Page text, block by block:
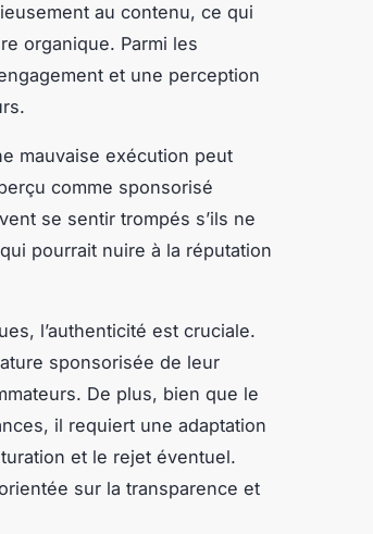
au contenu, ce qui
organique. Parmi les
et une perception
mauvaise exécution peut
comme sponsorisé
se sentir trompés s’ils ne
pourrait nuire à la réputation
l’authenticité est cruciale.
sponsorisée de leur
De plus, bien que le
il requiert une adaptation
et le rejet éventuel.
sur la transparence et